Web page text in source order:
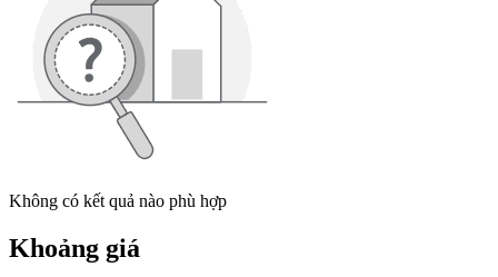
Không có kết quả nào phù hợp
Khoảng giá